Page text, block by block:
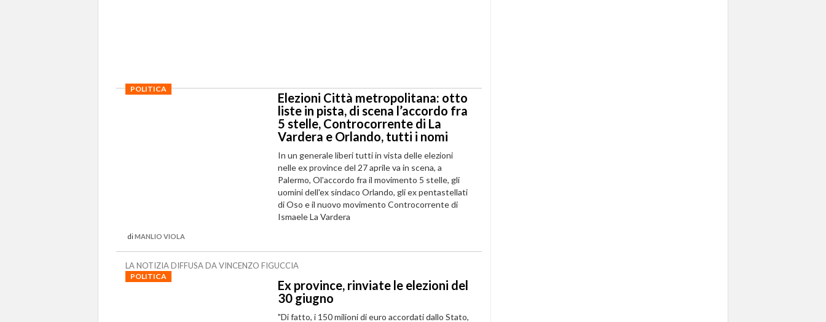
POLITICA
Elezioni Città metropolitana: otto
liste in pista, di scena l’accordo fra
5 stelle, Controcorrente di La
Vardera e Orlando, tutti i nomi
In un generale liberi tutti in vista delle elezioni
nelle ex province del 27 aprile va in scena, a
Palermo, Ol'accordo fra il movimento 5 stelle, gli
uomini dell'ex sindaco Orlando, gli ex pentastellati
di Oso e il nuovo movimento Controcorrente di
Ismaele La Vardera
diMANLIO VIOLA
LA NOTIZIA DIFFUSA DA VINCENZO FIGUCCIA
POLITICA
Ex province, rinviate le elezioni del
30 giugno
"Di fatto, i 150 milioni di euro accordati dallo Stato,